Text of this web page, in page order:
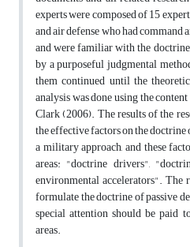
experts were composed of 15
and air defense who had command
and were familiar with the
by a purposeful judgmental
them continued until the
analysis was done using the
Clark (2006). The results of the
the effective factors on the
a military approach, and these
areas: "doctrine drivers",
environmental accelerators".
formulate the doctrine of passive
special attention should be paid
areas.